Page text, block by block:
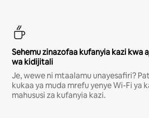
Sehemu zinazofaa kufanyia kazi kwa
wa kidijitali
Je, wewe ni mtaalamu unayesafiri?
kukaa ya muda mrefu yenye Wi-Fi ya
mahususi za kufanyia kazi.